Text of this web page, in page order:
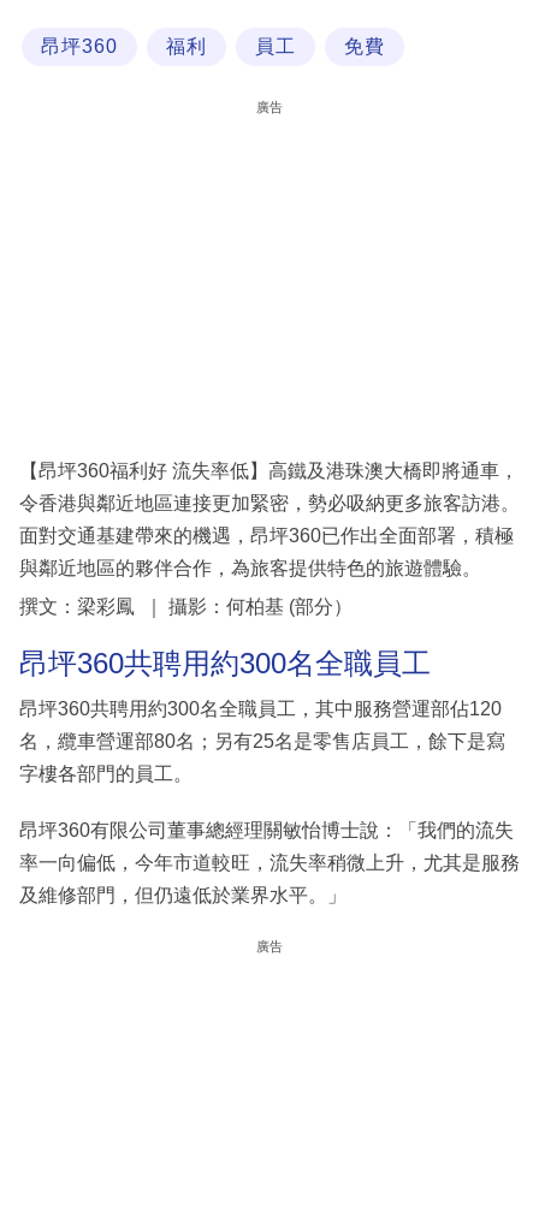
區
昂坪360 福利 員工 免費
廣告
【昂坪360福利好 流失率低】高鐵及港珠澳大橋即將通車，
令香港與鄰近地區連接更加緊密，勢必吸納更多旅客訪港。
面對交通基建帶來的機遇，昂坪360已作出全面部署，積極
與鄰近地區的夥伴合作，為旅客提供特色的旅遊體驗。
撰文：梁彩鳳 ｜ 攝影：何柏基 (部分）
昂坪360共聘用約300名全職員工
昂坪360共聘用約300名全職員工，其中服務營運部佔120
名，纜車營運部80名；另有25名是零售店員工，餘下是寫
字樓各部門的員工。
昂坪360有限公司董事總經理關敏怡博士說：「我們的流失
率一向偏低，今年市道較旺，流失率稍微上升，尤其是服務
及維修部門，但仍遠低於業界水平。」
廣告